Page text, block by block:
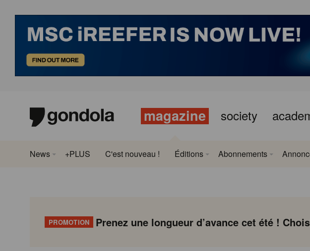
magazine society
News +PLUS C'est nouveau ! Éditions Abonnements
PROMOTION Prenez une longueur d’avance cet été !